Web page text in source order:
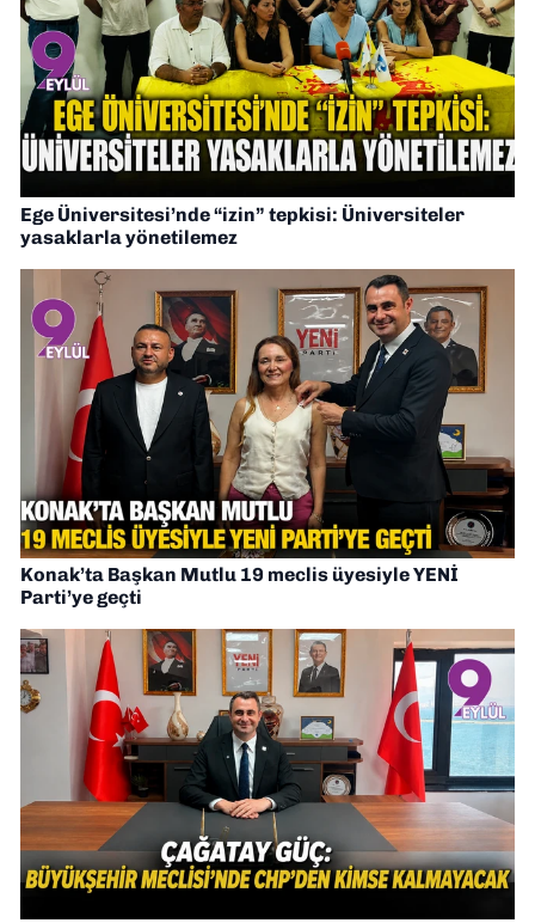
Ege Üniversitesi’nde “izin” tepkisi: Üniversiteler
yasaklarla yönetilemez
Konak’ta Başkan Mutlu 19 meclis üyesiyle YENİ
Parti’ye geçti